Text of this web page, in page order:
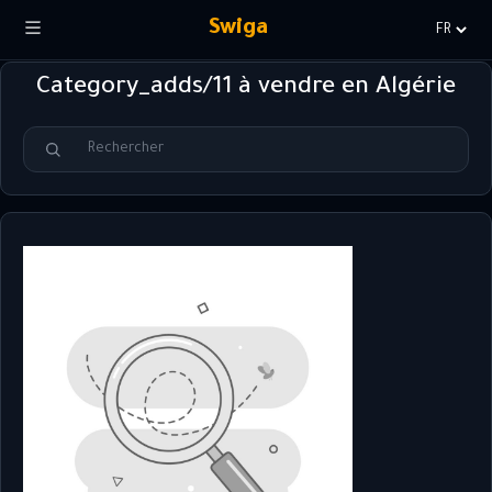
Swiga
la
langue
Category_adds/11 à vendre en Algérie